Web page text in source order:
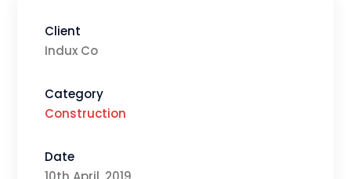
Client
Indux Co
Category
Construction
Date